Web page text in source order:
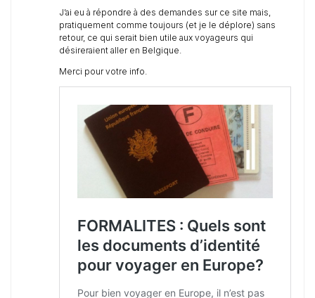
J’ai eu à répondre à des demandes sur ce site mais,
pratiquement comme toujours (et je le déplore) sans
retour, ce qui serait bien utile aux voyageurs qui
désireraient aller en Belgique.
Merci pour votre info.